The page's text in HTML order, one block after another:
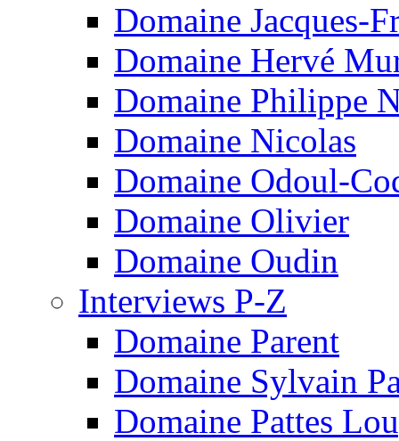
Domaine Jacques-
Domaine Hervé
Domaine Philippe
Domaine Nicolas
Domaine Odoul-
Domaine Olivier
Domaine Oudin
Interviews P-Z
Domaine Parent
Domaine Sylvain
Domaine Pattes